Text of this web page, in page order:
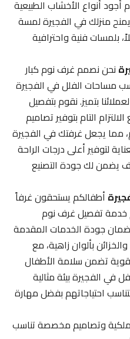
أنواع الأخشاب الطبيعية
منزلك في الفجيرة لمسة
فنية واحترافية
نحن نصمم غرف نوم كبار
مساحات الفلل في الفجيرة
بتميز. نقوم بتفصيل
التام بتوفير تصاميم
يجعل غرفتك في الفجيرة
لتوفير أعلى درجات الراحة
يضمن لك جودة التصنيع
أطفالكم يستحقون غرفاً
خدمة تفصيل غرف نوم
جودة الخدمات المقدمة
بألوان زاهية، مع
تضمن سلامة الأطفال
الفجيرة بيئة مثالية
احتياجاتهم بفضل مهارة
وتصاميم مخصصة تناسب